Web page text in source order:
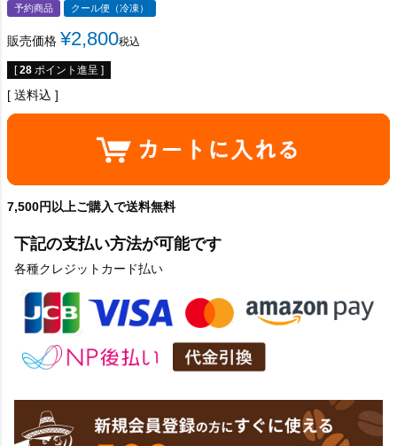
予約商品
クール便（冷凍）
販売価格 ¥2,800税込
[ 28 ポイント進呈 ]
送料込
7,500円以上ご購入で送料無料
下記の支払い方法が可能です
各種クレジットカード払い